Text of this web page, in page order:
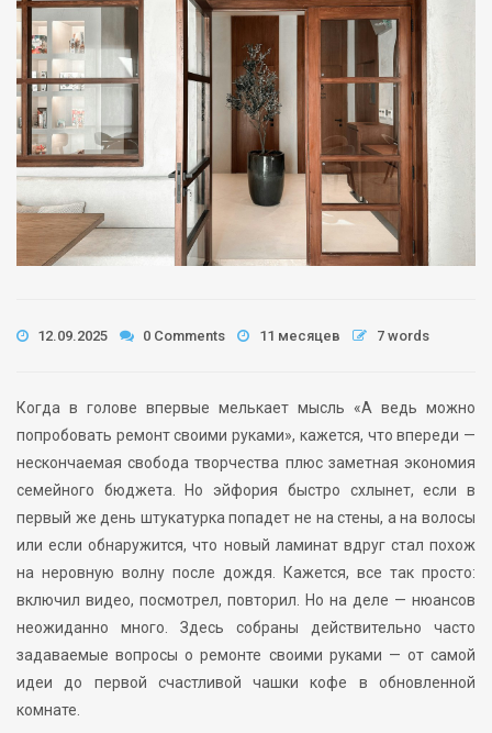
12.09.2025 0 Comments 11 месяцев 7 words
Когда в голове впервые мелькает мысль «А ведь можно
попробовать ремонт своими руками», кажется, что впереди —
нескончаемая свобода творчества плюс заметная экономия
семейного бюджета. Но эйфория быстро схлынет, если в
первый же день штукатурка попадет не на стены, а на волосы
или если обнаружится, что новый ламинат вдруг стал похож
на неровную волну после дождя. Кажется, все так просто:
включил видео, посмотрел, повторил. Но на деле — нюансов
неожиданно много. Здесь собраны действительно часто
задаваемые вопросы о ремонте своими руками — от самой
идеи до первой счастливой чашки кофе в обновленной
комнате.